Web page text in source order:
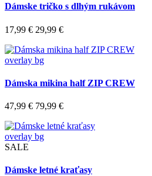
Dámske tričko s dlhým rukávom
17,99 € 29,99 €
overlay bg
Dámska mikina half ZIP CREW
47,99 € 79,99 €
overlay bg
SALE
Dámske letné kraťasy